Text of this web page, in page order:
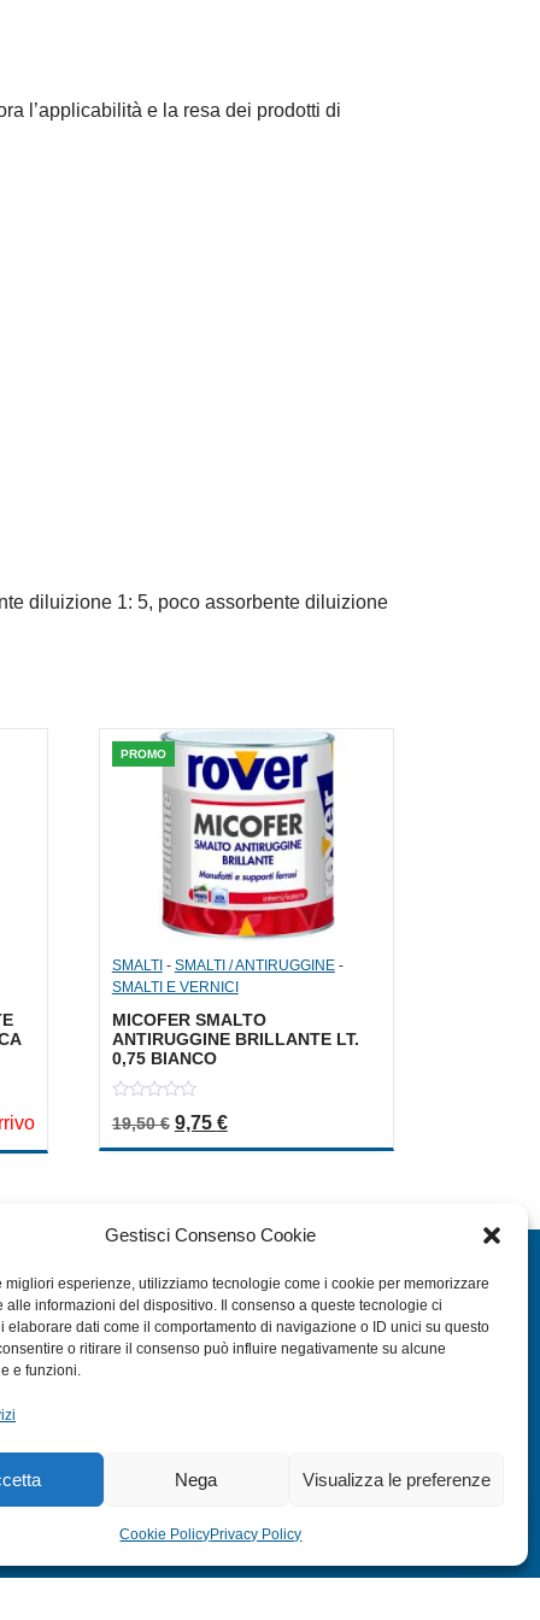
Gestisci Consenso Cookie
migliori esperienze, utilizziamo tecnologie come i cookie per memorizzare
alle informazioni del dispositivo. Il consenso a queste tecnologie ci
elaborare dati come il comportamento di navigazione o ID unici su questo
o ritirare il consenso può influire negativamente su alcune
e funzioni.
Nega Visualizza le preferenze
Cookie PolicyPrivacy Policy
l’applicabilità e la resa dei prodotti di
diluizione 1: 5, poco assorbente diluizione
10,00 €.
è: 5,00 €.
PROMO
SMALTI- SMALTI / ANTIRUGGINE-
SMALTI E VERNICI
MICOFER SMALTO
ANTIRUGGINE BRILLANTE LT.
0,75 BIANCO
out
19,50€ Il prezzo originale era: 19,50 €.
9,75 €Il prezzo attuale è: 9,75 €.
HOME
SHOP
COOKIE POLICY (UE)
MODULO RESO